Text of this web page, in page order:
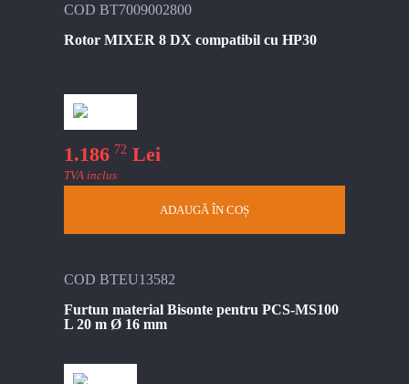
COD BT7009002800
Rotor MIXER 8 DX compatibil cu HP30
1.186 72 Lei
TVA inclus
ADAUGĂ ÎN COȘ
COD BTEU13582
Furtun material Bisonte pentru PCS-MS100
L 20 m Ø 16 mm